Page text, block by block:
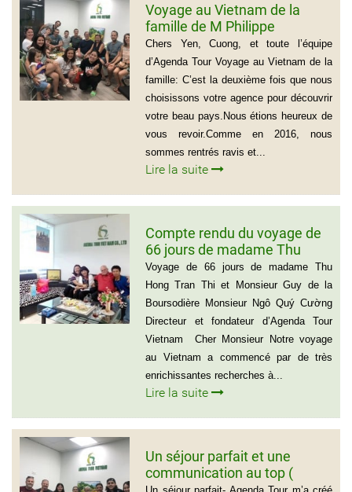
Voyage au Vietnam de la
famille de M Philippe
GROGNET
Chers Yen, Cuong, et toute l’équipe
d’Agenda Tour Voyage au Vietnam de la
famille: C’est la deuxième fois que nous
choisissons votre agence pour découvrir
votre beau pays.Nous étions heureux de
vous revoir.Comme en 2016, nous
sommes rentrés ravis et...
Lire la suite
Compte rendu du voyage de
66 jours de madame Thu
Hong Tran Thi et Monsieur
Guy de la Boursodière
Voyage de 66 jours de madame Thu
Hong Tran Thi et Monsieur Guy de la
Boursodière Monsieur Ngô Quý Cường
Directeur et fondateur d’Agenda Tour
Vietnam Cher Monsieur Notre voyage
au Vietnam a commencé par de très
enrichissantes recherches à...
Lire la suite
Un séjour parfait et une
communication au top (